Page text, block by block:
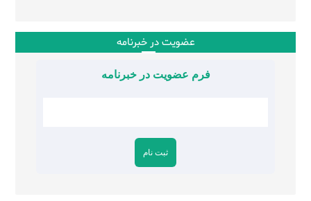
عضویت در خبرنامه
فرم عضویت در خبرنامه